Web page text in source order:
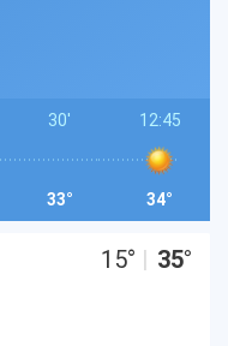
30'
33°
12:45
34°
15° | 35°